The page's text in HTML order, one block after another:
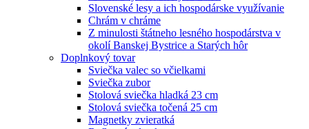
Slovenské lesy a ich hospodárske využívanie
Chrám v chráme
Z minulosti štátneho lesného hospodárstva v
okolí Banskej Bystrice a Starých hôr
Doplnkový tovar
Sviečka valec so včielkami
Sviečka zubor
Stolová sviečka hladká 23 cm
Stolová sviečka točená 25 cm
Magnetky zvieratká